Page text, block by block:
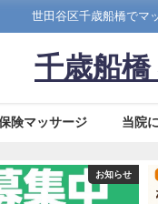
世田谷区千歳船橋でマ
千歳船
険マッサージ 当院
お知らせ